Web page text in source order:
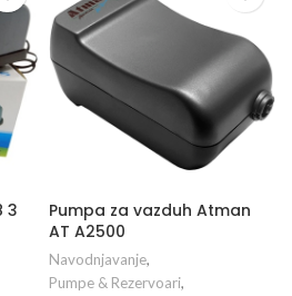
3
Pumpa za vazduh Atman
AT A2500
Navodnjavanje,
Pumpe & Rezervoari,